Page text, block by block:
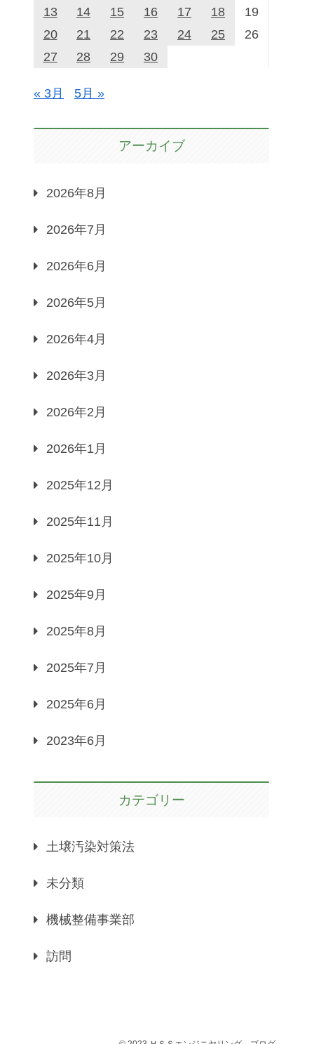
13
14 15 16 17 18
19
20
21 22 23 24 25
26
27
28 29 30
« 3月 5月 »
アーカイブ
2026年8月
2026年7月
2026年6月
2026年5月
2026年4月
2026年3月
2026年2月
2026年1月
2025年12月
2025年11月
2025年10月
2025年9月
2025年8月
2025年7月
2025年6月
2023年6月
カテゴリー
土壌汚染対策法
未分類
機械整備事業部
訪問